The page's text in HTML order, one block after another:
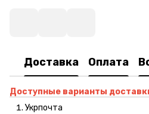
Доставка Оплата
Доступные варианты
Укрпочта